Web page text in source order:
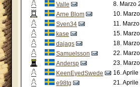
Valle
8. Marzo
Arne Blom
10.
Sven34
11.
kase
15.
dajags
18.
Samuelsson
22.
Andersp
23.
KeenEyedSwede
16.
e98tg
21.